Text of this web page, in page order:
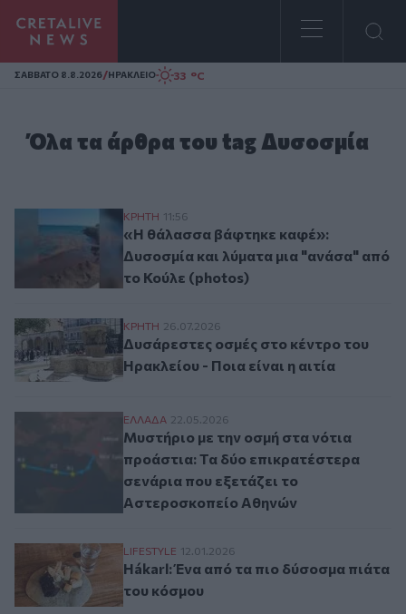
Homepage
ΣAΒΒΑΤΟ 8.8.2026/ΗΡΑΚΛΕΙΟ 33 °C
Όλα τα άρθρα του tag Δυσοσμία
«Η θάλασσα βάφτηκε καφέ»: Δυσοσμία
ΚΡΗΤΗ 11:56
«Η θάλασσα βάφτηκε καφέ»:
Δυσοσμία και λύματα μια "ανάσα" από
το Κούλε (photos)
Δυσάρεστες οσμές στο κέντρο του
ΚΡΗΤΗ 26.07.2026
Δυσάρεστες οσμές στο κέντρο του
Ηρακλείου - Ποια είναι η αιτία
Μυστήριο με την οσμή στα νότια
ΕΛΛAΔΑ 22.05.2026
Μυστήριο με την οσμή στα νότια
προάστια: Τα δύο επικρατέστερα
σενάρια που εξετάζει το
Αστεροσκοπείο Αθηνών
Hákarl: Ένα από τα πιο δύσοσμα πιάτα
LIFESTYLE 12.01.2026
Hákarl: Ένα από τα πιο δύσοσμα πιάτα
του κόσμου